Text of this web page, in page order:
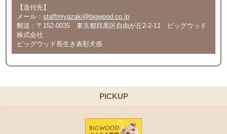
【送付先】
メール：staffmiyazaki@bigwood.co.jp
郵送：〒152-0035 東京都目黒区自由が丘2-2-11 ビッグウッド
株式会社
ビッグウッド長生き表彰犬係
PICKUP